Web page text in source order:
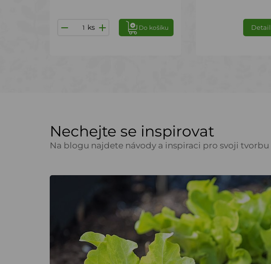
ks Do košíku Detail
Nechejte se inspirovat
Na blogu najdete návody a inspiraci pro svoji tvorbu